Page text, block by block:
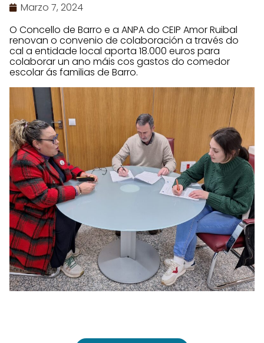
Marzo 7, 2024
O Concello de Barro e a ANPA do CEIP Amor Ruibal
renovan o convenio de colaboración a través do
cal a entidade local aporta 18.000 euros para
colaborar un ano máis cos gastos do comedor
escolar ás familias de Barro.